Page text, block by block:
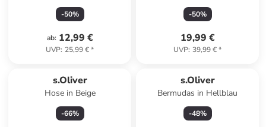
-50%
ab: 12,99 €
UVP: 25,99 €*
-50%
19,99 €
UVP: 39,99 €*
s.Oliver
Hose in Beige
-66%
s.Oliver
Bermudas in Hellblau
-48%